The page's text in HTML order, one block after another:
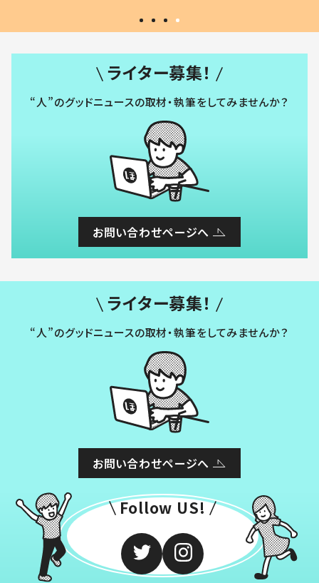
ライター募集！
“人”のグッドニュースの取材・執筆をしてみませんか？
お問い合わせページへ
ライター募集！
“人”のグッドニュースの取材・執筆をしてみませんか？
お問い合わせページへ
Follow US!